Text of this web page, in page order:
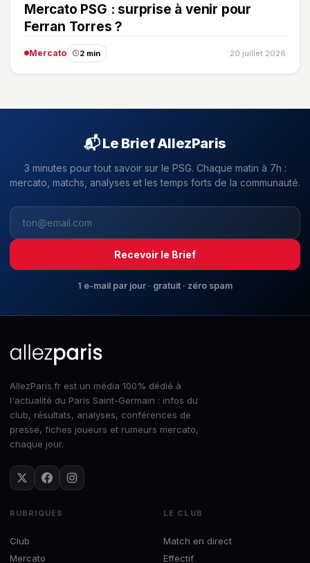
Mercato PSG : surprise à venir pour
Ferran Torres ?
Mercato 2 min 20 juillet 2026
📬 Le Brief AllezParis
3 minutes pour tout savoir sur le PSG. Chaque matin à 7h :
mercato, matchs, analyses et les temps forts de la communauté.
Recevoir le Brief
1 e-mail par jour · gratuit · zéro spam
AllezParis.fr est un média 100% dédié à
l'actualité du Paris Saint-Germain : infos du
club, résultats, analyses, conférences de
presse, fiches joueurs et rumeurs mercato,
chaque jour.
RUBRIQUES
Club
Mercato
LE CLUB
Match en direct
Effectif